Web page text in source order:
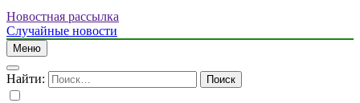
Новостная рассылка
Случайные новости
Меню
Найти: